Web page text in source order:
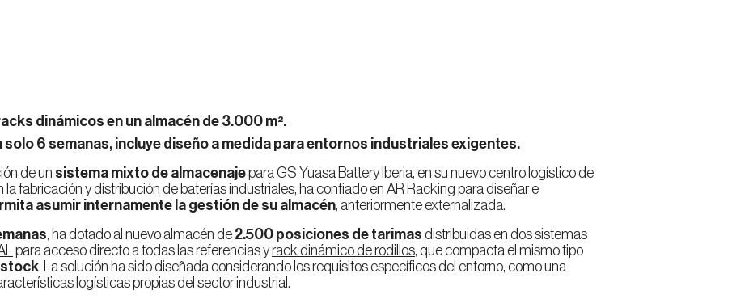
dinámicos en un almacén de 3.000 m².
solo 6 semanas, incluye diseño a medida para entornos industriales exigentes.
de un sistema mixto de almacenajepara GS Yuasa Battery Iberia, en su nuevo centro logístico de
fabricación y distribución de baterías industriales, ha confiado en AR Racking para diseñar e
asumir internamente la gestión de su almacén, anteriormente externalizada.
, ha dotado al nuevo almacén de 2.500 posiciones de tarimas distribuidas en dos sistemas
para acceso directo a todas las referencias yrack dinámico de rodillos, que compacta el mismo tipo
stock. La solución ha sido diseñada considerando los requisitos específicos del entorno, como una
logísticas propias del sector industrial.